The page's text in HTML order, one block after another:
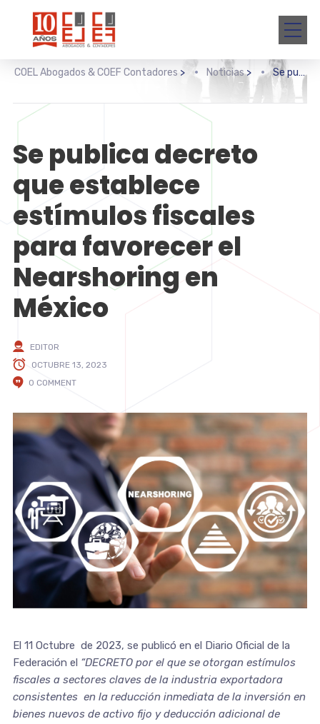
COEL Abogados & COEF Contadores > Noticias> Se publica decreto que establece estímulos fiscales para favorecer el Nearshoring en México
Se publica decreto
que establece
estímulos fiscales
para favorecer el
Nearshoring en
México
EDITOR
OCTUBRE 13, 2023
0 COMMENT
El 11 Octubre de 2023, se publicó en el Diario Oficial de la
Federación el “DECRETO por el que se otorgan estímulos
fiscales a sectores claves de la industria exportadora
consistentes en la reducción inmediata de la inversión en
bienes nuevos de activo fijo y deducción adicional de